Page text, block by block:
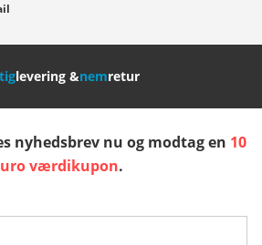
Italia (Italiano) Italien (Deutsch)
Slovenija
Danmark Norge
levering &nemretur
nyhedsbrev nu og modtag en 10
værdikupon.